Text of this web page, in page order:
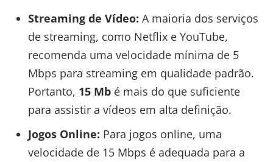
Streaming de Vídeo: A maioria dos serviços
de streaming, como Netflix e YouTube,
recomenda uma velocidade mínima de 5
Mbps para streaming em qualidade padrão.
Portanto, 15 Mbé mais do que suficiente
para assistir a vídeos em alta definição.
Jogos Online: Para jogos online, uma
velocidade de 15 Mbps é adequada para a